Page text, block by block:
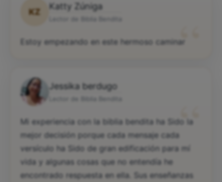
KZ
Katty Zúniga
“
Estoy empezando en este hermoso caminar
Jessika berdugo
“
Mi experiencia con la biblia bendita ha Sido la
mejor decisión porque cada mensaje cada
versículo ha Sido de gran edificación para mí
vida y algunas cosas que no entendía he
encontrado respuesta en ella. Sus enseñanzas